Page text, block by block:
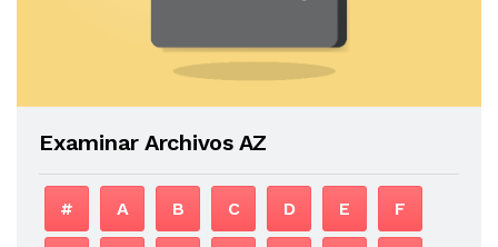
Examinar Archivos AZ
# A B C D E F